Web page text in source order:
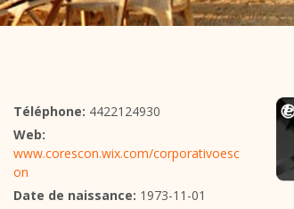
Téléphone: 4422124930
Web:
www.corescon.wix.com/corporativoesc
on
Date de naissance: 1973-11-01